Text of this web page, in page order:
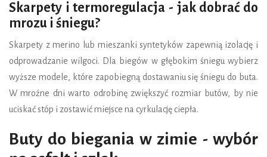
Skarpety i termoregulacja - jak dobrać do
mrozu i śniegu?
Skarpety z merino lub mieszanki syntetyków zapewnią izolację i
odprowadzanie wilgoci. Dla biegów w głębokim śniegu wybierz
wyższe modele, które zapobiegną dostawaniu się śniegu do buta.
W mroźne dni warto odrobinę zwiększyć rozmiar butów, by nie
uciskać stóp i zostawić miejsce na cyrkulację ciepła.
Buty do biegania w zimie - wybór